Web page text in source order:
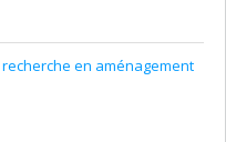
en aménagement